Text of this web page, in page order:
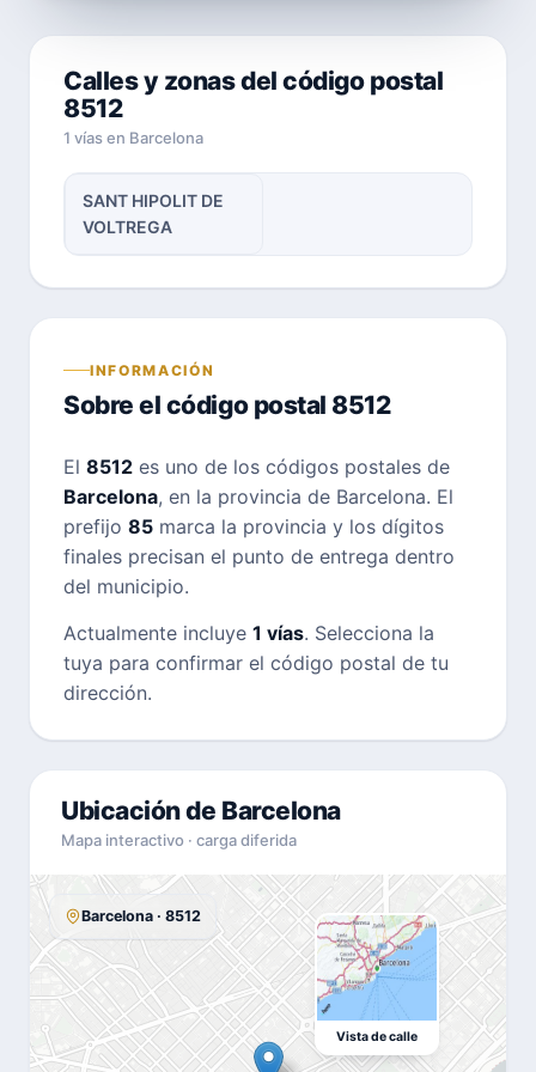
Calles y zonas del código postal
8512
1 vías en Barcelona
SANT HIPOLIT DE
VOLTREGA
INFORMACIÓN
Sobre el código postal 8512
El 8512 es uno de los códigos postales de
Barcelona, en la provincia de Barcelona. El
prefijo 85 marca la provincia y los dígitos
finales precisan el punto de entrega dentro
del municipio.
Actualmente incluye 1 vías. Selecciona la
tuya para confirmar el código postal de tu
dirección.
Ubicación de Barcelona
Mapa interactivo · carga diferida
Barcelona · 8512
Vista de calle